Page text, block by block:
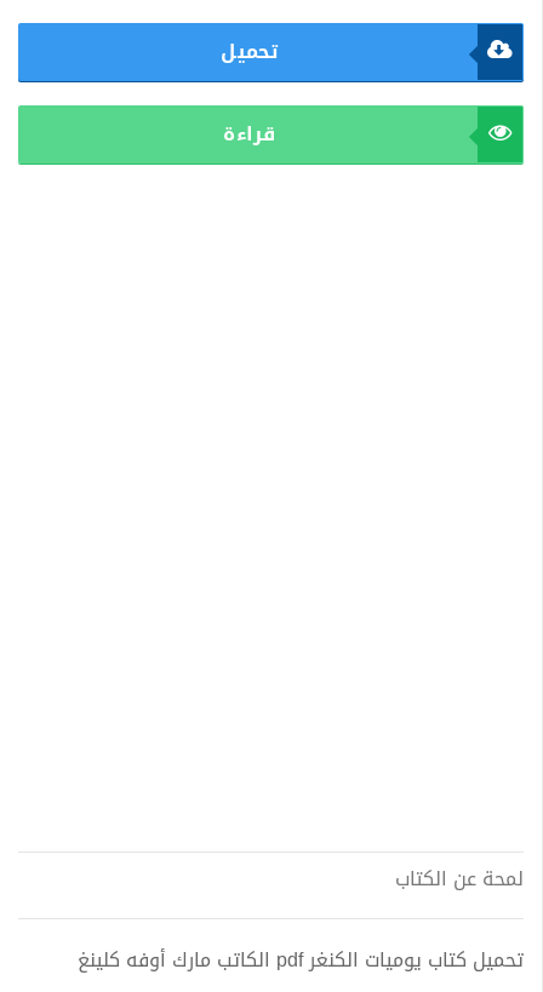
تحميل
قراءة
لمحة عن الكتاب
تحميل كتاب يوميات الكنغر pdf الكاتب مارك أوفه كلينغ